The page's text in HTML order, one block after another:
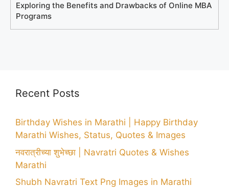
Exploring the Benefits and Drawbacks of Online MBA
Programs
Recent Posts
Birthday Wishes in Marathi | Happy Birthday
Marathi Wishes, Status, Quotes & Images
नवरात्रीच्या शुभेच्छा | Navratri Quotes & Wishes
Marathi
Shubh Navratri Text Png Images in Marathi